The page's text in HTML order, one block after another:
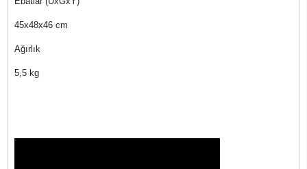
45x48x46 cm
Ağırlık
5,5 kg